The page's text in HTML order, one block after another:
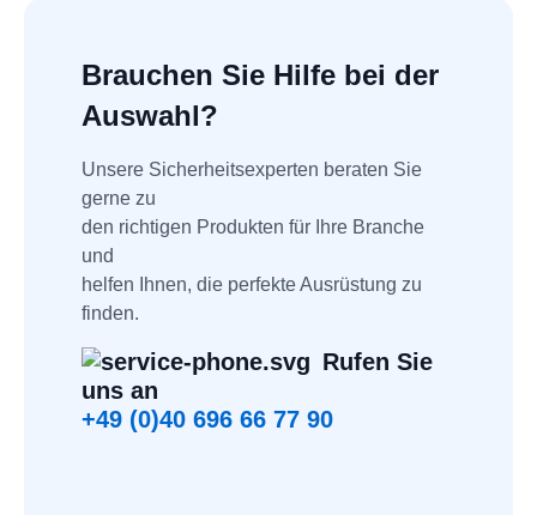
Brauchen Sie Hilfe bei der
Auswahl?
Unsere Sicherheitsexperten beraten Sie
gerne zu
den richtigen Produkten für Ihre Branche
und
helfen Ihnen, die perfekte Ausrüstung zu
finden.
Rufen Sie
uns an
+49 (0)40 696 66 77 90